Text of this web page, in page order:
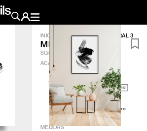
INICIO OBRA GRÁFICA MINERAL 3
MINERAL 3
SQ679
ACABADO
Artic Minimal Q4attro
MEDIDAS